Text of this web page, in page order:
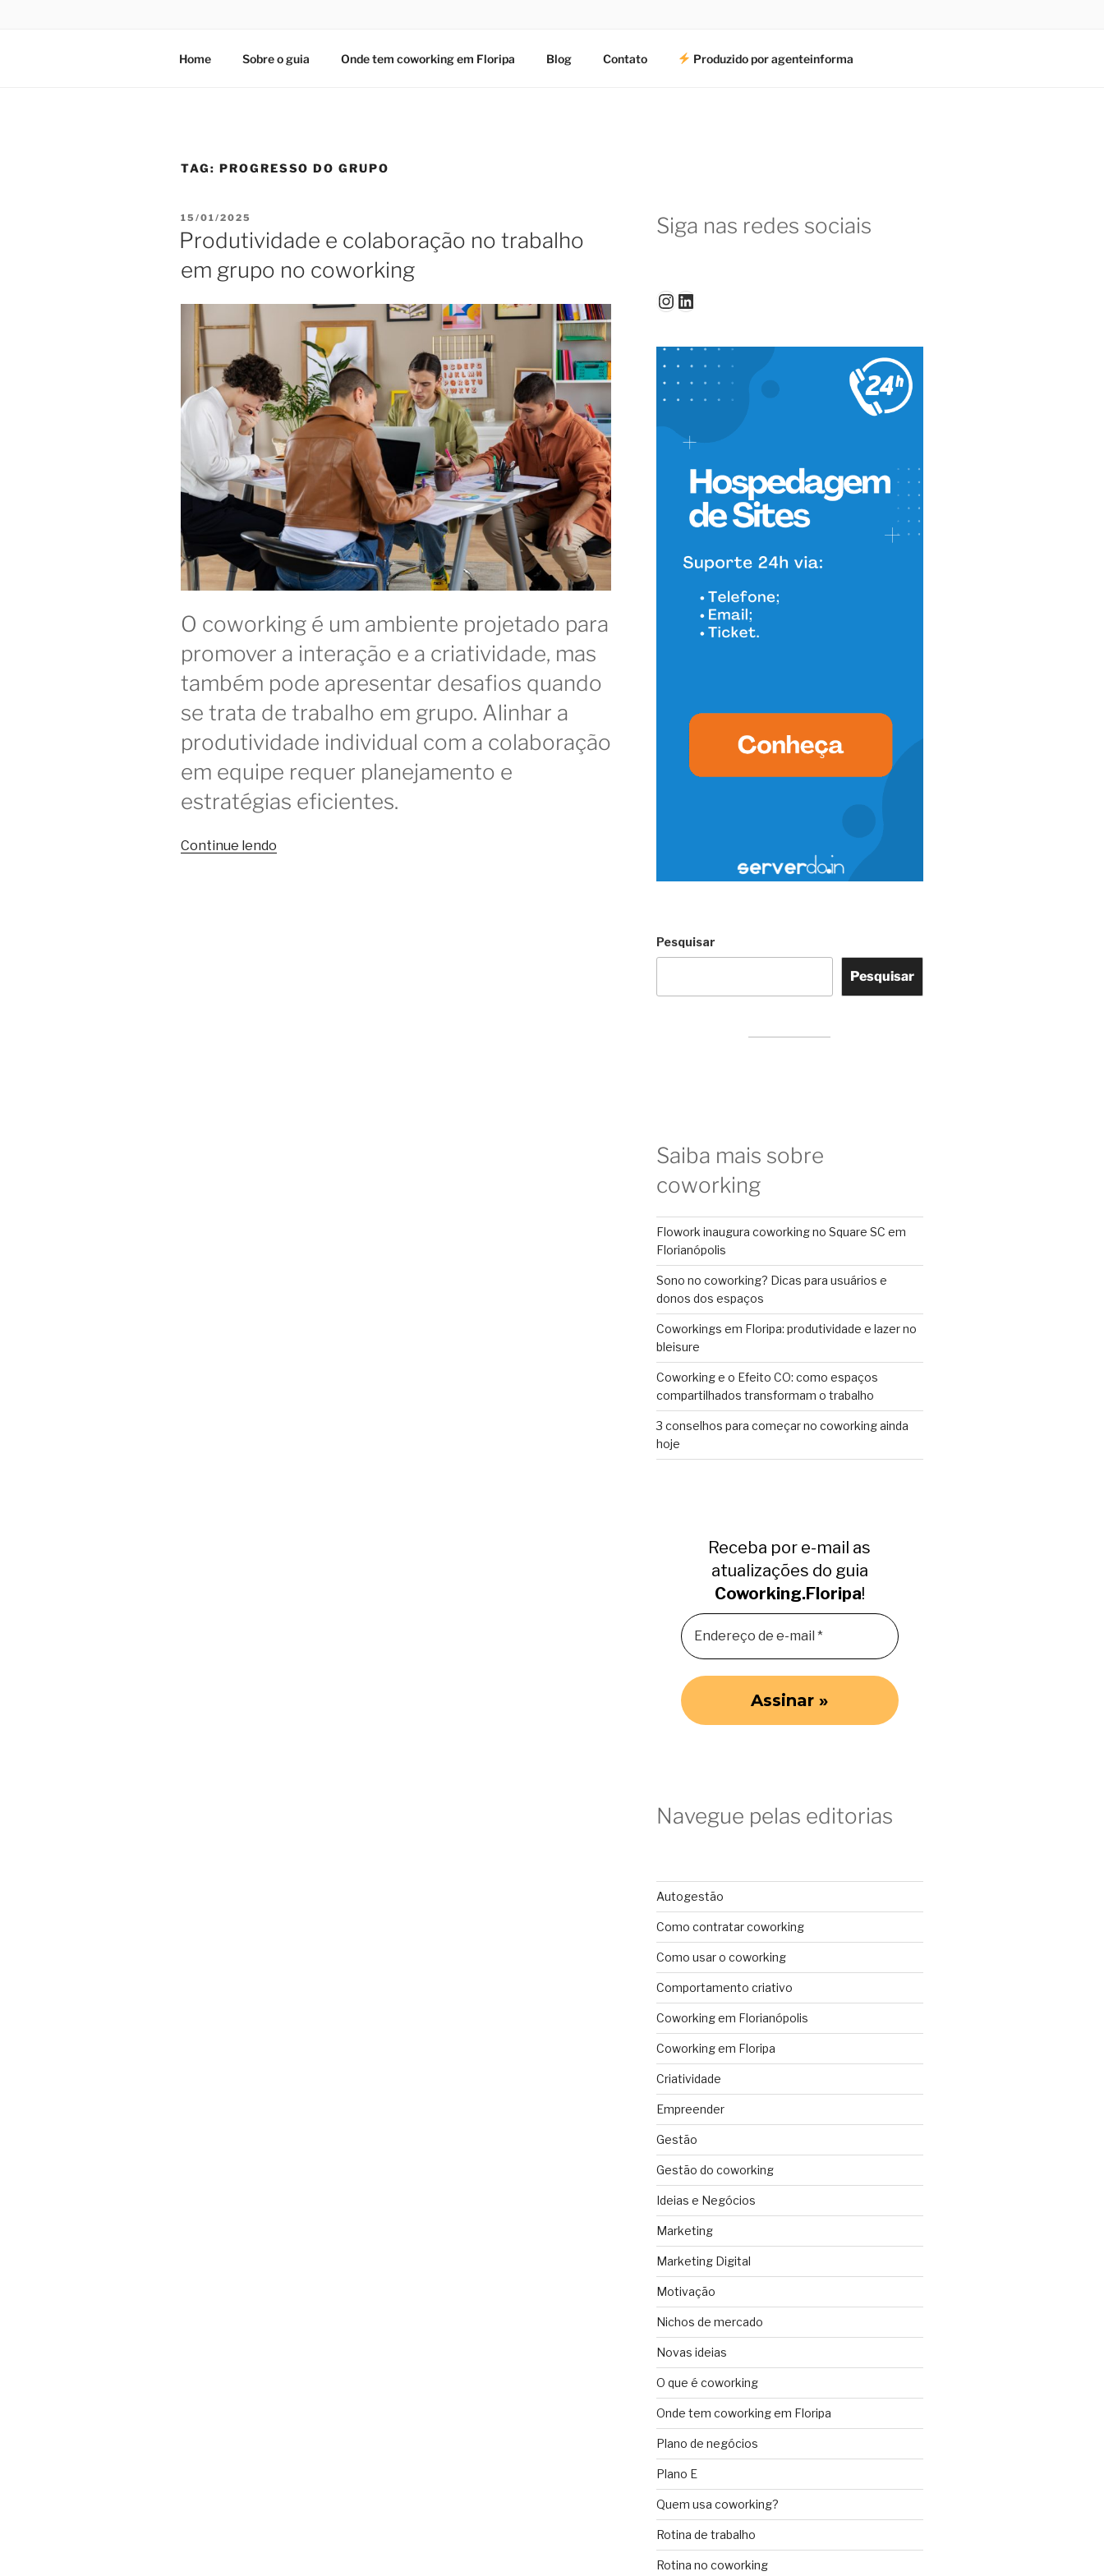
Home Sobre o guia Onde tem coworking em Floripa Blog Contato Produzido por agenteinforma
TAG: PROGRESSO DO GRUPO
PUBLICADO
EM
15/01/2025
Produtividade e colaboração no trabalho
em grupo no coworking
O coworking é um ambiente projetado para
promover a interação e a criatividade, mas
também pode apresentar desafios quando
se trata de trabalho em grupo. Alinhar a
produtividade individual com a colaboração
em equipe requer planejamento e
estratégias eficientes.
Continue lendo
Siga nas redes sociais
Instagram
LinkedIn
Pesquisar
Pesquisar
Saiba mais sobre
coworking
Flowork inaugura coworking no Square SC em
Florianópolis
Sono no coworking? Dicas para usuários e
donos dos espaços
Coworkings em Floripa: produtividade e lazer no
bleisure
Coworking e o Efeito CO: como espaços
compartilhados transformam o trabalho
3 conselhos para começar no coworking ainda
hoje
Receba por e-mail as
atualizações do guia
Coworking.Floripa!
Navegue pelas editorias
Autogestão
Como contratar coworking
Como usar o coworking
Comportamento criativo
Coworking em Florianópolis
Coworking em Floripa
Criatividade
Empreender
Gestão
Gestão do coworking
Ideias e Negócios
Marketing
Marketing Digital
Motivação
Nichos de mercado
Novas ideias
O que é coworking
Onde tem coworking em Floripa
Plano de negócios
Plano E
Quem usa coworking?
Rotina de trabalho
Rotina no coworking